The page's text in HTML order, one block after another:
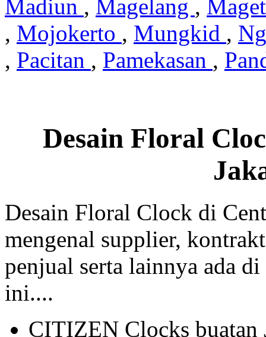
Madiun , Magelang ,
, Mojokerto , Mungkid ,
, Pacitan , Pamekasan ,
Desain Floral
Desain Floral Clock di
mengenal supplier,
penjual serta lainnya ada
ini....
CITIZEN Clocks buatan